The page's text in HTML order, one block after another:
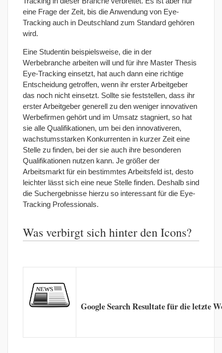
eine Frage der Zeit, bis die Anwendung von Eye-
Tracking auch in Deutschland zum Standard gehören
wird.
Eine Studentin beispielsweise, die in der
Werbebranche arbeiten will und für ihre Master Thesis
Eye-Tracking einsetzt, hat auch dann eine richtige
Entscheidung getroffen, wenn ihr erster Arbeitgeber
das noch nicht einsetzt. Sollte sie feststellen, dass ihr
erster Arbeitgeber generell zu den weniger innovativen
Werbefirmen gehört und im Umsatz stagniert, so hat
sie alle Qualifikationen, um bei den innovativeren,
wachstumsstarken Konkurrenten in kurzer Zeit eine
Stelle zu finden, bei der sie auch ihre besonderen
Qualifikationen nutzen kann. Je größer der
Arbeitsmarkt für ein bestimmtes Arbeitsfeld ist, desto
leichter lässt sich eine neue Stelle finden. Deshalb sind
die Suchergebnisse hierzu so interessant für die Eye-
Tracking Professionals.
Was verbirgt sich hinter den Icons?
Google Search Resultate für die letzte